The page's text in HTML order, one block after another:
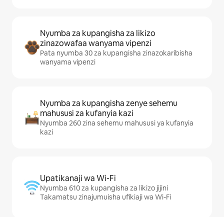
Nyumba za kupangisha za likizo
zinazowafaa wanyama vipenzi
Pata nyumba 30 za kupangisha zinazokaribisha
wanyama vipenzi
Nyumba za kupangisha zenye sehemu
mahususi za kufanyia kazi
Nyumba 260 zina sehemu mahususi ya kufanyia
kazi
Upatikanaji wa Wi-Fi
Nyumba 610 za kupangisha za likizo jijini
Takamatsu zinajumuisha ufikiaji wa Wi-Fi